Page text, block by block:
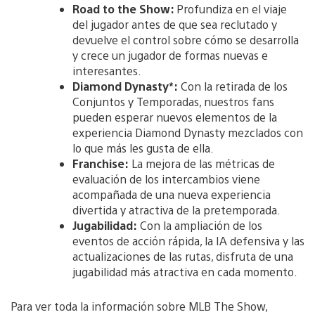
Road to the Show: Profundiza en el viaje
del jugador antes de que sea reclutado y
devuelve el control sobre cómo se desarrolla
y crece un jugador de formas nuevas e
interesantes.
Diamond Dynasty*: Con la retirada de los
Conjuntos y Temporadas, nuestros fans
pueden esperar nuevos elementos de la
experiencia Diamond Dynasty mezclados con
lo que más les gusta de ella.
Franchise: La mejora de las métricas de
evaluación de los intercambios viene
acompañada de una nueva experiencia
divertida y atractiva de la pretemporada.
Jugabilidad: Con la ampliación de los
eventos de acción rápida, la IA defensiva y las
actualizaciones de las rutas, disfruta de una
jugabilidad más atractiva en cada momento.
Para ver toda la información sobre MLB The Show,